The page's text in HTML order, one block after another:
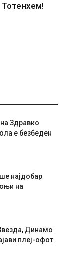
Здравко
е безбеден
најдобар
на
Динамо
плеј-офот